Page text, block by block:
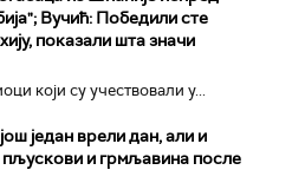
Вучић: Победили сте
показали шта значи
који су учествовали у...
један врели дан, али и
и грмљавина после